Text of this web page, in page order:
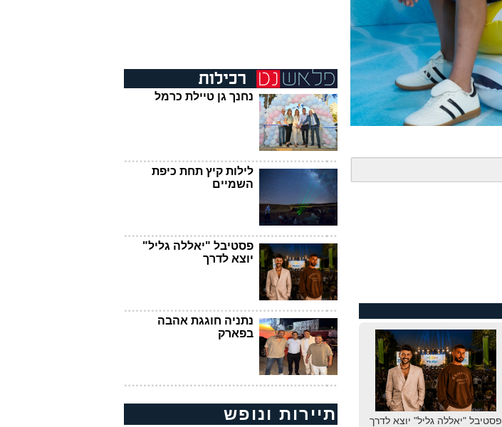
פסטיבל "יאללה גליל" יוצא לדרך
נחנך גן טיילת כרמל
לילות קיץ תחת כיפת
השמיים
פסטיבל "יאללה גליל"
יוצא לדרך
נתניה חוגגת אהבה
בפארק
תיירות ונופש